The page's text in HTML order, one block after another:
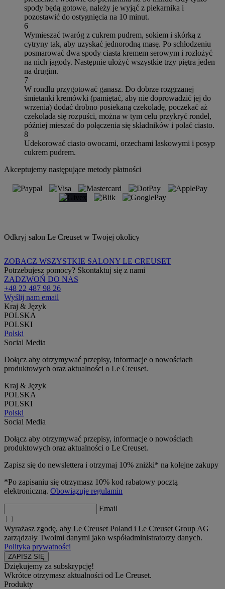
spody będą gotowe, należy je wyjąć z piekarnika i
pozostawić do ostygnięcia na 10 minut.
6
Wymieszać twaróg z cukrem pudrem, sokiem i skórką z
cytryny tak, aby uzyskać jednorodną masę. Po schłodzeniu
posmarować dwa spody ciasta kremem serowym i rozłożyć
na nich jagody. Następnie ułożyć wszystkie trzy piętra jeden
na drugim.
7
W rondlu przygotować ganasz. Do dobrze rozgrzanej
śmietanki kremówki (pamiętać, aby nie doprowadzić jej do
wrzenia) dodać drobno posiekaną czekoladę, poczekać aż
czekolada się rozpuści, można w tym celu przykryć rondel,
później mieszać do połączenia się składników i polać ciasto.
8
Udekorować ciasto owocami, orzechami laskowymi i posyp
cukrem pudrem.
Akceptujemy następujące metody płatności
Odkryj salon Le Creuset w Twojej okolicy
ZOBACZ WSZYSTKIE SALONY LE CREUSET
Potrzebujesz pomocy? Skontaktuj się z nami
ZADZWOŃ DO NAS
+48 22 487 98 26
Wyślij nam email
Kraj & Język
POLSKA
POLSKI
Polski
Social Media
Dołącz aby otrzymywać przepisy, informacje o nowościach
produktowych oraz aktualności o Le Creuset.
Kraj & Język
POLSKA
POLSKI
Polski
Social Media
Dołącz aby otrzymywać przepisy, informacje o nowościach
produktowych oraz aktualności o Le Creuset.
Zapisz się do newslettera i otrzymaj 10% zniżki* na kolejne zakupy
*Po zapisaniu się otrzymasz 10% kod rabatowy pocztą
elektroniczną. Obowiązuje regulamin
Email
Wyrażasz zgodę, aby Le Creuset Poland i Le Creuset Group AG
zarządzały Twoimi danymi jako współadministratorzy danych.
Polityka prywatności
Dziękujemy za subskrypcję!
Wkrótce otrzymasz aktualności od Le Creuset.
Produkty